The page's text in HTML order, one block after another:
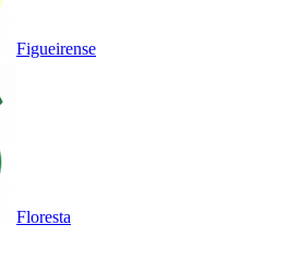
Figueirense
Floresta